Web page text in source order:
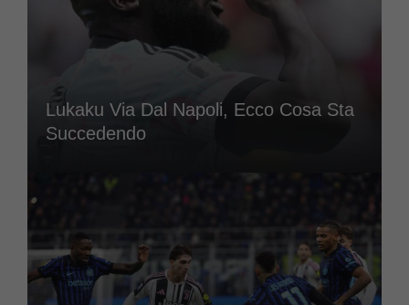
Lukaku Via Dal Napoli, Ecco Cosa Sta
Succedendo